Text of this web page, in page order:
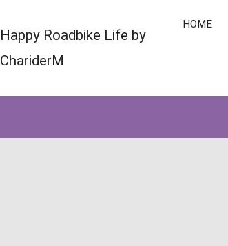
Happy Roadbike Life by
ChariderM
HOME